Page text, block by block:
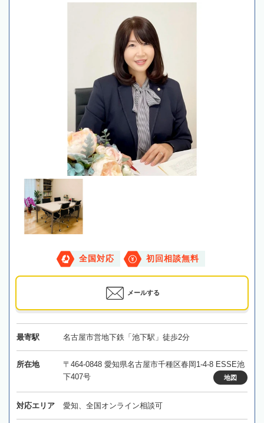
全国対応 初回相談無料
メールする
最寄駅 名古屋市営地下鉄「池下駅」徒歩2分
所在地
〒464-0848 愛知県名古屋市千種区春岡1-4-8 ESSE池
下407号
地図
対応エリア 愛知、全国オンライン相談可